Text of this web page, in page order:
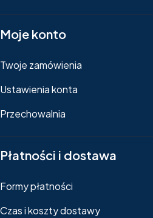
Moje konto
Twoje zamówienia
Ustawienia konta
Przechowalnia
Płatności i dostawa
Formy płatności
Czas i koszty dostawy